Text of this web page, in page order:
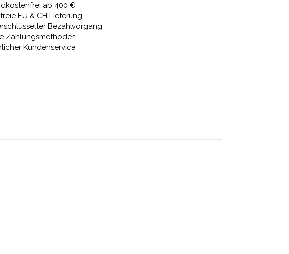
ab 400 €
EU & CH Lieferung
Bezahlvorgang
Zahlungsmethoden
Kundenservice